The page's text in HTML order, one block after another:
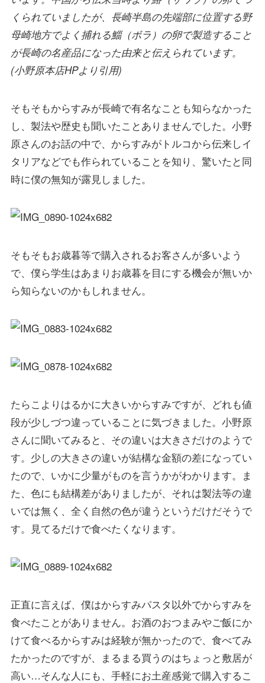
くられていましたが、長崎半島の先端部に位置する野
母崎地方でよく捕れる鯔（ボラ）の卵で製造すること
が長崎の名産品になった由来と伝えられています。
(小野原本店HPより引用)
そもそもからすみが長崎で有名なことも知らなかった
し、製法や歴史も聞いたことありませんでした。小野
原さんのお話の中で、からすみがトルコから伝来しイ
タリアなどでも作られていることを知り、驚いたと同
時に僕の無知が露見しました。
そもそもお歳暮等で購入されるお客さんが多いよう
で、僕ら学生はあまりお歳暮を目にする機会が無いか
ら知らないのかもしれません。
たらこよりはるかに大きいからすみですが、どれも値
段が少しづつ違っていることに気づきました。小野原
さんに聞いてみると、その違いは大きさだけのようで
す。少しの大きさの違いが結構な金額の差になってい
たので、いかに少量がものを言うかがわかります。ま
た、色にも結構差がありましたが、それは製法等の違
いでは無く、全く自然の色が違うというだけだそうで
す。見てるだけで食べたくなります。
正直に言えば、僕はからすみパスタ以外でからすみを
食べたことがありません。お酒のおつまみやご飯にか
けて食べるからすみは経験が無かったので、食べてみ
たかったのですが、まるまる買うのはちょっと敷居が
高い…そんな人にも、手軽にお土産感覚で購入するこ